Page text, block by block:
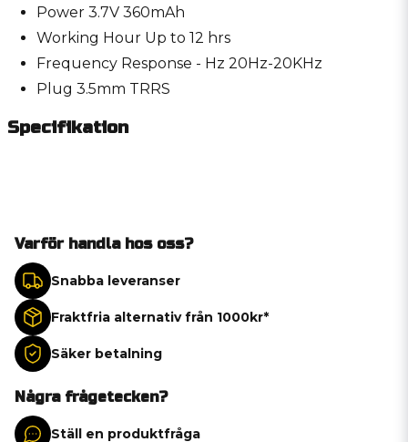
Power 3.7V 360mAh
Working Hour Up to 12 hrs
Frequency Response - Hz 20Hz-20KHz
Plug 3.5mm TRRS
Specifikation
Varför handla hos oss?
Snabba leveranser
Fraktfria alternativ från 1000kr*
Säker betalning
Några frågetecken?
Ställ en produktfråga